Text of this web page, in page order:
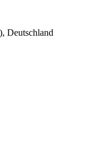
Deutschland